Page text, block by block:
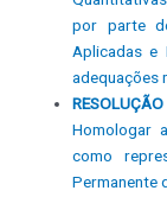
por parte
Aplicadas e
adequações
Homologar
como
Permanente